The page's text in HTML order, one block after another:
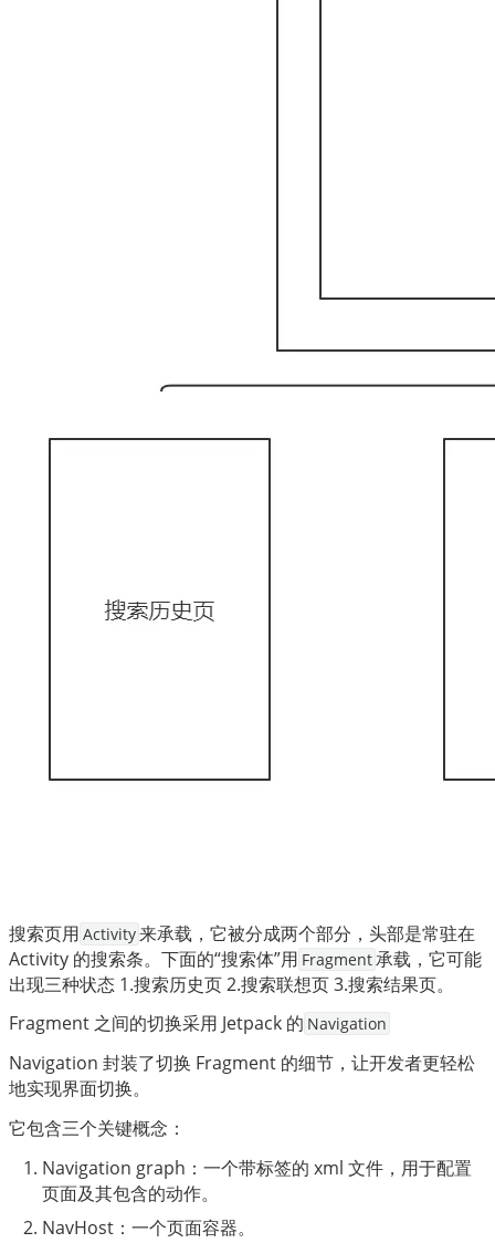
搜索页用 Activity来承载，它被分成两个部分，头部是常驻在
Activity 的搜索条。下面的“搜索体”用 Fragment承载，它可能
出现三种状态 1.搜索历史页 2.搜索联想页 3.搜索结果页。
Fragment 之间的切换采用 Jetpack 的 Navigation
Navigation 封装了切换 Fragment 的细节，让开发者更轻松
地实现界面切换。
它包含三个关键概念：
Navigation graph：一个带标签的 xml 文件，用于配置
页面及其包含的动作。
NavHost：一个页面容器。